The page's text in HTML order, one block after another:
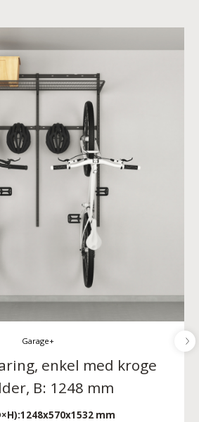
Garage+
enkel med kroge
B: 1248 mm
1248x570x1532 mm